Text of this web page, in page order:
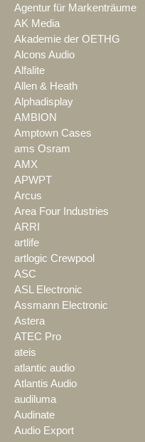
Agentur für Markenträume
AK Media
Akademie der OETHG
Alcons Audio
Alfalite
Allen & Heath
Alphadisplay
AMBION
Amptown Cases
ams Osram
AMX
APWPT
Arcus
Area Four Industries
ARRI
artlife
artlogic Crewpool
ASC
ASL Electronic
Assmann Electronic
Astera
ATEC Pro
ateis
atlantic audio
Atlantis Audio
audiluma
Audinate
Audio Export